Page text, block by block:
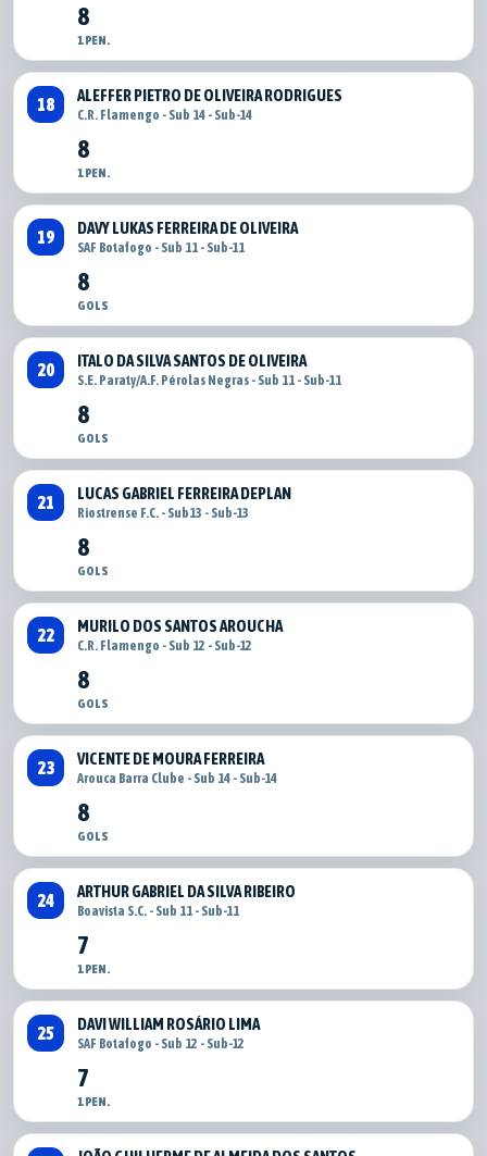
8
1 PEN.
18 ALEFFER PIETRO DE OLIVEIRA RODRIGUES
C.R. Flamengo - Sub 14 - Sub-14
8
1 PEN.
19 DAVY LUKAS FERREIRA DE OLIVEIRA
SAF Botafogo - Sub 11 - Sub-11
8
GOLS
20 ITALO DA SILVA SANTOS DE OLIVEIRA
S.E. Paraty/A.F. Pérolas Negras - Sub 11 - Sub-11
8
GOLS
21 LUCAS GABRIEL FERREIRA DEPLAN
Riostrense F.C. - Sub13 - Sub-13
8
GOLS
22 MURILO DOS SANTOS AROUCHA
C.R. Flamengo - Sub 12 - Sub-12
8
GOLS
23 VICENTE DE MOURA FERREIRA
Arouca Barra Clube - Sub 14 - Sub-14
8
GOLS
24 ARTHUR GABRIEL DA SILVA RIBEIRO
Boavista S.C. - Sub 11 - Sub-11
7
1 PEN.
25 DAVI WILLIAM ROSÁRIO LIMA
SAF Botafogo - Sub 12 - Sub-12
7
1 PEN.